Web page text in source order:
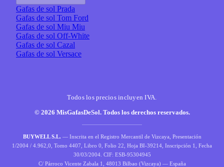
Gafas de sol Prada
Gafas de sol Tom Ford
Gafas de sol Miu Miu
Gafas de sol Off-White
Gafas de sol Cazal
Gafas de sol Versace
Todos los precios incluyen IVA.
© 2026 MisGafasDeSol. Todos los derechos reservados.
BUYWELL S.L. — Inscrita en el Registro Mercantil de Vizcaya, Presentación
1/2004 / 4.962,0, Tomo 4407, Libro 0, Folio 22, Hoja BI-39214, Inscripción 1, Fecha
30/03/2004. CIF: ESB-95304945
C/ Párroco Vicente Zabala 1, 48013 Bilbao (Vizcaya) — España